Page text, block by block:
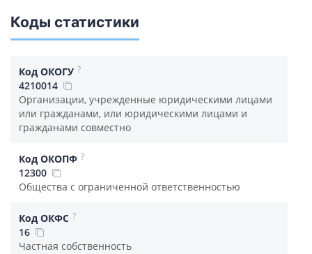
Коды статистики
Код ОКОГУ ?
4210014
Организации, учрежденные юридическими лицами
или гражданами, или юридическими лицами и
гражданами совместно
Код ОКОПФ ?
12300
Общества с ограниченной ответственностью
Код ОКФС ?
16
Частная собственность